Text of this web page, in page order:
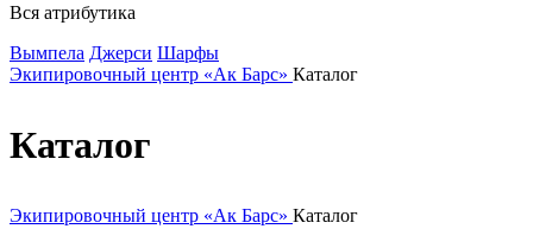
Вся атрибутика
Вымпела Джерси Шарфы
Экипировочный центр «Ак Барс» Каталог
Каталог
Экипировочный центр «Ак Барс» Каталог